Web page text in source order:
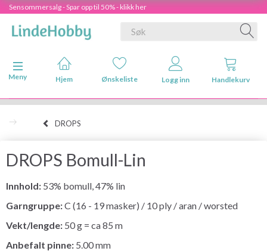
Sensommersalg - Spar opp til 50% - klikk her
Veksle navigasjon
Meny
Hjem Ønskeliste Logg inn Handlekurv
DROPS
DROPS Bomull-Lin
Innhold: 53% bomull, 47% lin
Garngruppe:C (16 - 19 masker) / 10 ply / aran / worsted
Vekt/lengde: 50 g = ca 85 m
Anbefalt pinne: 5.00 mm